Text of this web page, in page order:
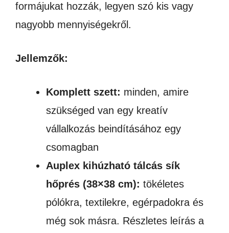
formájukat hozzák, legyen szó kis vagy
nagyobb mennyiségekről.
Jellemzők:
Komplett szett: minden, amire
szükséged van egy kreatív
vállalkozás beindításához egy
csomagban
Auplex kihúzható tálcás sík
hőprés (38×38 cm): tökéletes
pólókra, textilekre, egérpadokra és
még sok másra. Részletes leírás a